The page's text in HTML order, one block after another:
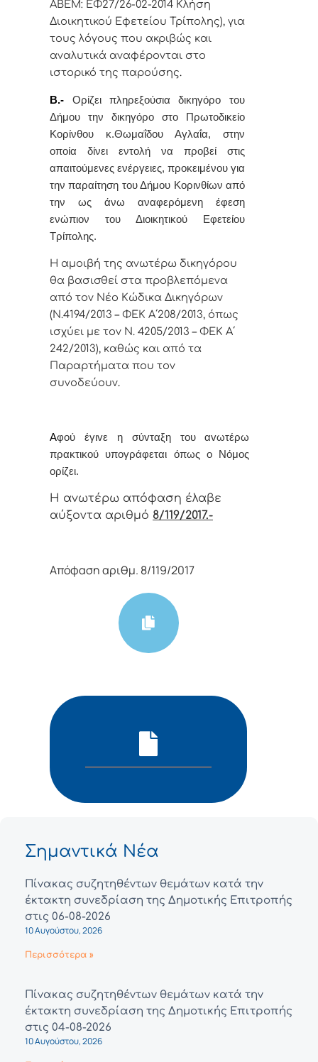
ΑΒΕΜ: ΕΦ27/26-02-2014 Κλήση
Διοικητικού Εφετείου Τρίπολης), για
τους λόγους που ακριβώς και
αναλυτικά αναφέρονται στο
ιστορικό της παρούσης.
Β.- Ορίζει πληρεξούσια δικηγόρο του
Δήμου την δικηγόρο στο Πρωτοδικείο
Κορίνθου κ.Θωμαΐδου Αγλαΐα, στην
οποία δίνει εντολή να προβεί στις
απαιτούμενες ενέργειες, προκειμένου για
την παραίτηση του Δήμου Κορινθίων από
την ως άνω αναφερόμενη έφεση
ενώπιον του Διοικητικού Εφετείου
Τρίπολης.
Η αμοιβή της ανωτέρω δικηγόρου
θα βασισθεί στα προβλεπόμενα
από τον Νέο Κώδικα Δικηγόρων
(Ν.4194/2013 – ΦΕΚ Α΄208/2013, όπως
ισχύει με τον Ν. 4205/2013 – ΦΕΚ Α΄
242/2013), καθώς και από τα
Παραρτήματα που τον
συνοδεύουν.
Αφoύ έγιvε η σύvταξη τoυ αvωτέρω
πρακτικoύ υπoγράφεται όπως o Νόμoς
oρίζει.
Η αvωτέρω απόφαση έλαβε
αύξοντα αριθμό 8/119/2017.-
Απόφαση αριθμ. 8/119/2017
Σημαντικά Νέα
Πίνακας συζητηθέντων θεμάτων κατά την
έκτακτη συνεδρίαση της Δημοτικής Επιτροπής
στις 06-08-2026
10 Αυγούστου, 2026
Περισσότερα »
Πίνακας συζητηθέντων θεμάτων κατά την
έκτακτη συνεδρίαση της Δημοτικής Επιτροπής
στις 04-08-2026
10 Αυγούστου, 2026